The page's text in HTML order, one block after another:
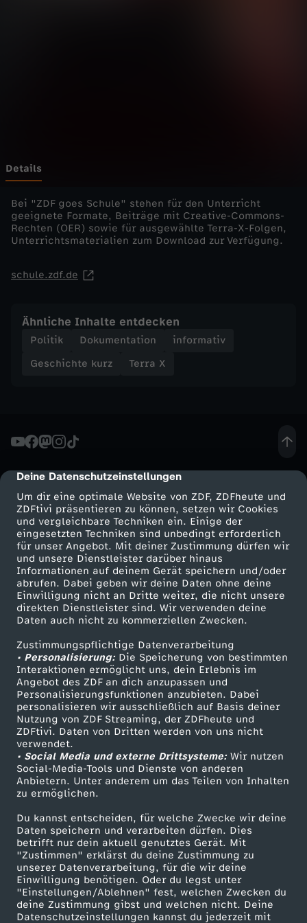
cmp-dialog-description
Deine Datenschutzeinstellungen
Um dir eine optimale Website von ZDF, ZDFheute und
ZDFtivi präsentieren zu können, setzen wir Cookies
und vergleichbare Techniken ein. Einige der
eingesetzten Techniken sind unbedingt erforderlich
für unser Angebot. Mit deiner Zustimmung dürfen wir
und unsere Dienstleister darüber hinaus
Informationen auf deinem Gerät speichern und/oder
abrufen. Dabei geben wir deine Daten ohne deine
Einwilligung nicht an Dritte weiter, die nicht unsere
direkten Dienstleister sind. Wir verwenden deine
Daten auch nicht zu kommerziellen Zwecken.
Zustimmungspflichtige Datenverarbeitung
• Personalisierung:Die Speicherung von bestimmten
Interaktionen ermöglicht uns, dein Erlebnis im
Angebot des ZDF an dich anzupassen und
Personalisierungsfunktionen anzubieten. Dabei
personalisieren wir ausschließlich auf Basis deiner
Nutzung von ZDF Streaming, der ZDFheute und
ZDFtivi. Daten von Dritten werden von uns nicht
verwendet.
• Social Media und externe Drittsysteme:Wir nutzen
Social-Media-Tools und Dienste von anderen
Anbietern. Unter anderem um das Teilen von Inhalten
zu ermöglichen.
Du kannst entscheiden, für welche Zwecke wir deine
Daten speichern und verarbeiten dürfen. Dies
betrifft nur dein aktuell genutztes Gerät. Mit
"Zustimmen" erklärst du deine Zustimmung zu
unserer Datenverarbeitung, für die wir deine
Einwilligung benötigen. Oder du legst unter
"Einstellungen/Ablehnen" fest, welchen Zwecken du
deine Zustimmung gibst und welchen nicht. Deine
Datenschutzeinstellungen kannst du jederzeit mit
r
z
-
V
n
L
n
c
o
l
n
b
i
s
T
r
u
m
p
:
R
Details
Bei "ZDF goes Schule" stehen für den Unterricht
geeignete Formate, Beiträge mit Creative-Commons-
Rechten (OER) sowie für ausgewählte Terra-X-Folgen,
Unterrichtsmaterialien zum Download zur Verfügung.
schule.zdf.de
Ähnliche Inhalte entdecken
Politik Dokumentation
informativ
Geschichte kurz
Terra X
Mehr ZDF
ZDF-Apps
Smart TV
ZDFtext
Livestreams
Sendungen A-Z
TV-Programm
Service
ZDFmitreden
Kontakt zum ZDF
Tickets
Zuschauerservice
Hilfe
ZDF Unternehmen
Karriere
ZDF goes Schule
Werbefernsehen
Mainzelmännchen